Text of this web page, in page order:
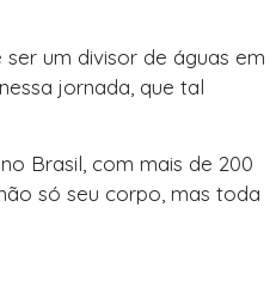
um divisor de águas em
jornada, que tal
Brasil, com mais de 200
só seu corpo, mas toda